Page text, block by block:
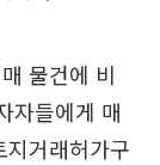
물건에 비
자들에게 매
거래허가구